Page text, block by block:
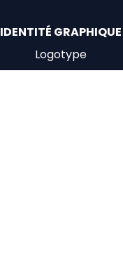
IDENTITÉ GRAPHIQUE
Logotype